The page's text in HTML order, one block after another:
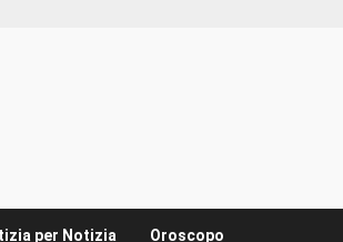
per Notizia Oroscopo